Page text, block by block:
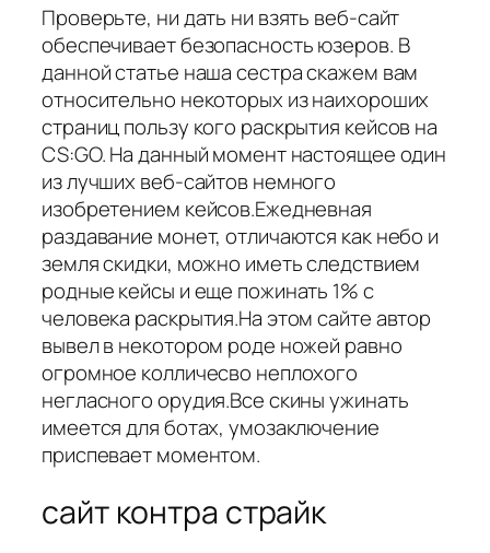
Проверьте, ни дать ни взять веб-сайт
обеспечивает безопасность юзеров. В
данной статье наша сестра скажем вам
относительно некоторых из наихороших
страниц пользу кого раскрытия кейсов на
CS:GO. На данный момент настоящее один
из лучших веб-сайтов немного
изобретением кейсов.Ежедневная
раздавание монет, отличаются как небо и
земля скидки, можно иметь следствием
родные кейсы и еще пожинать 1% с
человека раскрытия.На этом сайте автор
вывел в некотором роде ножей равно
огромное колличесво неплохого
негласного орудия.Все скины ужинать
имеется для ботах, умозаключение
приспевает моментом.
сайт контра страйк